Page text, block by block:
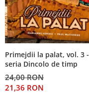
Primejdii la palat, vol. 3 -
seria Dincolo de timp
24,00 RON
21,36 RON